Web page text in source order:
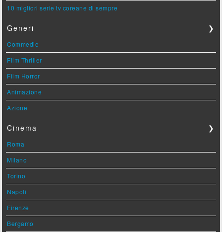
10 migliori serie tv coreane di sempre
Generi ❯
Commedie
Film Thriller
Film Horror
Animazione
Azione
Cinema ❯
Roma
Milano
Torino
Napoli
Firenze
Bergamo